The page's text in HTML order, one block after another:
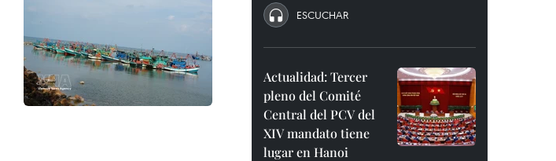
ESCUCHAR
Actualidad: Tercer
pleno del Comité
Central del PCV del
XIV mandato tiene
lugar en Hanoi